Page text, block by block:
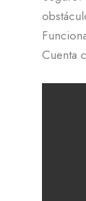
Cuenta